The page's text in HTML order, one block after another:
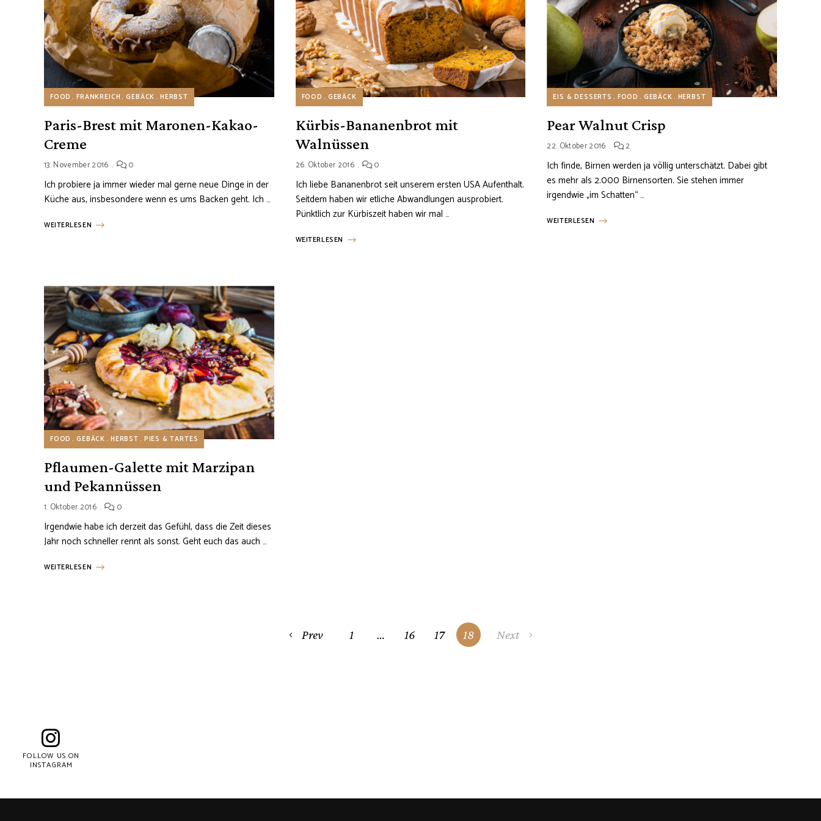
FOOD FRANKREICH GEBÄCK HERBST
Paris-Brest mit Maronen-Kakao-
Creme
13. November 2016 0
Ich probiere ja immer wieder mal gerne neue Dinge in der
Küche aus, insbesondere wenn es ums Backen geht. Ich …
WEITERLESEN
FOOD GEBÄCK
Kürbis-Bananenbrot mit
Walnüssen
26. Oktober 2016 0
Ich liebe Bananenbrot seit unserem ersten USA Aufenthalt.
Seitdem haben wir etliche Abwandlungen ausprobiert.
Pünktlich zur Kürbiszeit haben wir mal …
WEITERLESEN
EIS & DESSERTS FOOD GEBÄCK HERBST
Pear Walnut Crisp
22. Oktober 2016 2
Ich finde, Birnen werden ja völlig unterschätzt. Dabei gibt
es mehr als 2.000 Birnensorten. Sie stehen immer
irgendwie „im Schatten“ …
WEITERLESEN
FOOD GEBÄCK HERBST PIES & TARTES
Pflaumen-Galette mit Marzipan
und Pekannüssen
1. Oktober 2016 0
Irgendwie habe ich derzeit das Gefühl, dass die Zeit dieses
Jahr noch schneller rennt als sonst. Geht euch das auch …
WEITERLESEN
Prev 1 … 16 17 18 Next
FOLLOW US ON
INSTAGRAM